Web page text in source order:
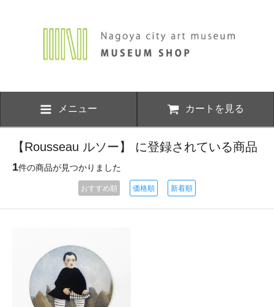
メニュー カートを見る
【Rousseau ルソー】 に登録されている商品
1件の商品が見つかりました
おすすめ順 価格順 新着順